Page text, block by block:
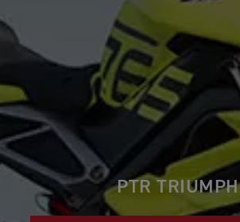
PTR TRIUMPH